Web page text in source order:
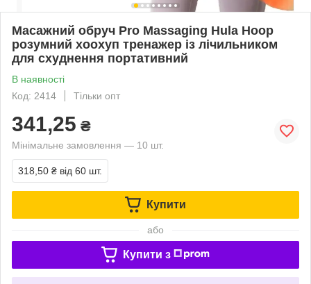
Масажний обруч Pro Massaging Hula Hoop
розумний хоохуп тренажер із лічильником
для схуднення портативний
В наявності
Код: 2414
Тільки опт
341,25 ₴
Мінімальне замовлення — 10 шт.
318,50 ₴ від 60 шт.
Купити
або
Купити з